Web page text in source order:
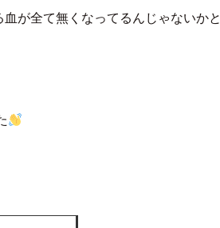
が全て無くなってるんじゃないかと